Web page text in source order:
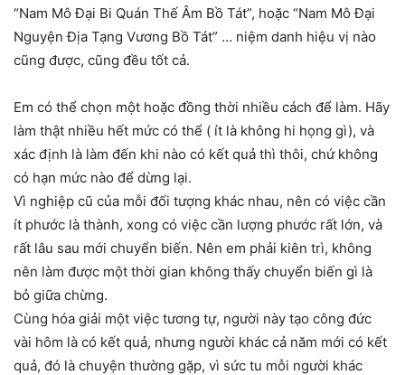
“Nam Mô Đại Bi Quán Thế Âm Bồ Tát”, hoặc “Nam Mô Đại
Nguyện Địa Tạng Vương Bồ Tát” … niệm danh hiệu vị nào
cũng được, cũng đều tốt cả.
Em có thể chọn một hoặc đồng thời nhiều cách để làm. Hãy
làm thật nhiều hết mức có thể ( ít là không hi họng gì), và
xác định là làm đến khi nào có kết quả thì thôi, chứ không
có hạn mức nào để dừng lại.
Vì nghiệp cũ của mỗi đối tượng khác nhau, nên có việc cần
ít phước là thành, xong có việc cần lượng phước rất lớn, và
rất lâu sau mới chuyển biến. Nên em phải kiên trì, không
nên làm được một thời gian không thấy chuyển biến gì là
bỏ giữa chừng.
Cùng hóa giải một việc tương tự, người này tạo công đức
vài hôm là có kết quả, nhưng người khác cả năm mới có kết
quả, đó là chuyện thường gặp, vì sức tu mỗi người khác